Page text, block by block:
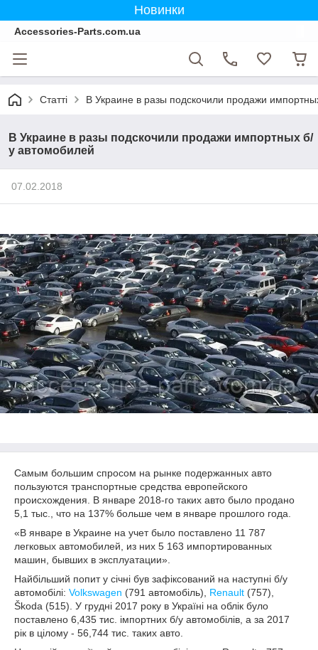
Новинки
Accessories-Parts.com.ua
Статті В Украине в разы подскочили продажи
В Украине в разы подскочили продажи импортных б/
у автомобилей
07.02.2018
Самым большим спросом на рынке подержанных авто
пользуются транспортные средства европейского
происхождения. В январе 2018-го таких авто было продано
5,1 тыс., что на 137% больше чем в январе прошлого года.
«В январе в Украине на учет было поставлено 11 787
легковых автомобилей, из них 5 163 импортированных
машин, бывших в эксплуатации».
Найбільший попит у січні був зафіксований на наступні б/у
автомобілі: Volkswagen (791 автомобіль), Renault (757),
Škoda (515). У грудні 2017 року в Україні на облік було
поставлено 6,435 тис. імпортних б/у автомобілів, а за 2017
рік в цілому - 56,744 тис. таких авто.